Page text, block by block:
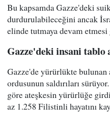
Bu kapsamda Gazze'deki
durdurulabileceğini ancak
elinde tutmaya devam
Gazze'deki insani tablo
Gazze'de yürürlükte bulunan
ordusunun saldırıları
göre ateşkesin yürürlüğe
az 1.258 Filistinli hayatını